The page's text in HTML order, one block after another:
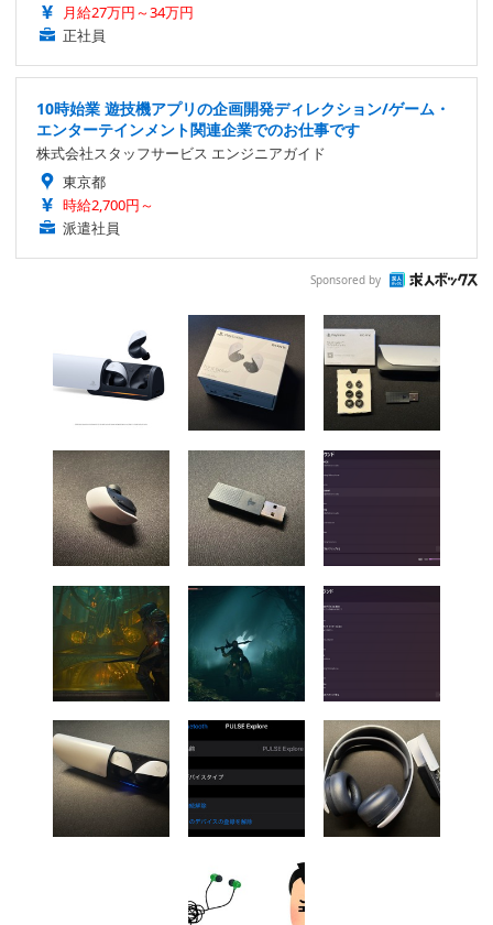
月給27万円～34万円
正社員
10時始業 遊技機アプリの企画開発ディレクション/ゲーム・
エンターテインメント関連企業でのお仕事です
株式会社スタッフサービス エンジニアガイド
東京都
時給2,700円～
派遣社員
Sponsored by